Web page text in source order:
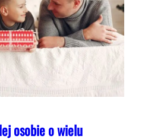
osobie o wielu